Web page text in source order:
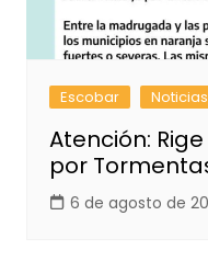
Escobar Noticias
Atención:
por
6 de agosto de